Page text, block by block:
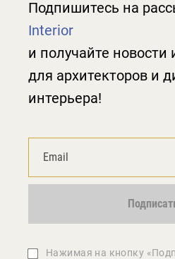
Подпишитесь на
Interior
и получайте новости
для архитекторов и
интерьера!
Нажимая на кнопку